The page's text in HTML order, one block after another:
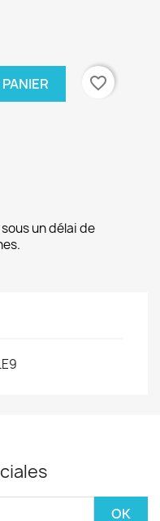
favorite_border
un délai de